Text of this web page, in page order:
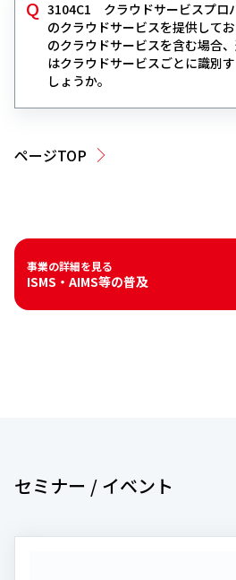
3104C1 クラウドサービスプロ
のクラウドサービスを提供して
のクラウドサービスを含む場合
はクラウドサービスごとに識別
しょうか。
ページTOP
事業の詳細を見る
ISMS・AIMS等の普及
セミナー / イベント